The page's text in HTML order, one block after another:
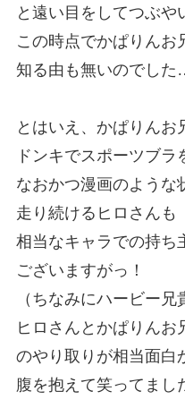
と遠い目をしてつぶや
この時点でかぱりんお
知る由も無いのでし
とはいえ、かぱりんお
ドンキでスポーツブラ
なおかつ漫画のような
走り続けるヒロさんも
相当なキャラでの持ち
ございますがっ！
（ちなみにハービー兄
ヒロさんとかぱりんお
のやり取りが相当面白
腹を抱えて笑ってまし